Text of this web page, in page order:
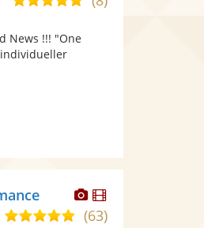
stellt
News !!! "One
individueller
Dieser
Künstler
Dieser
Künstler
5,0(63)